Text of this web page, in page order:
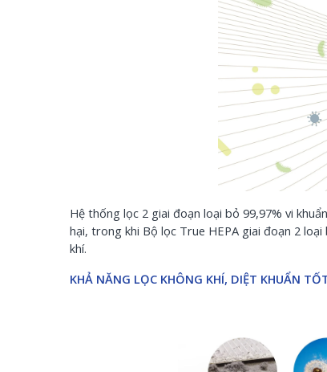
Hệ thống lọc 2 giai đoạn loại bỏ 99,97% vi
hại, trong khi Bộ lọc True HEPA giai đoạn 2
khí.
KHẢ NĂNG LỌC KHÔNG KHÍ, DIỆT KHUẨN